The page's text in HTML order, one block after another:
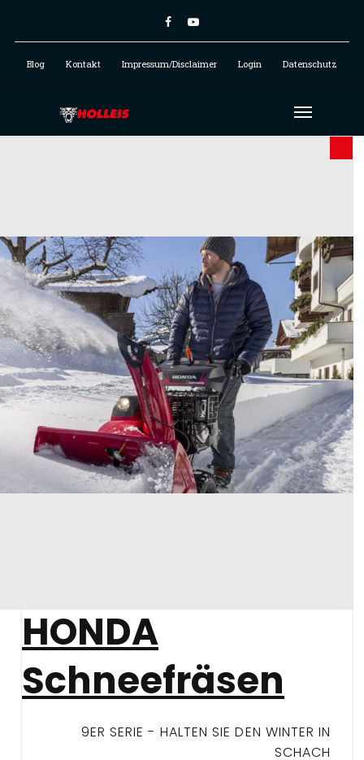
Blog Kontakt Impressum/Disclaimer Login Datenschutz
HONDA
Schneefräsen
9ER SERIE - HALTEN SIE DEN WINTER IN
SCHACH